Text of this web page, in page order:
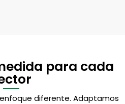
para cada
diferente. Adaptamos